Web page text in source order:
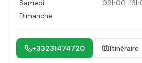
Samedi
09h00-
Dimanche
+33231474720 Itinéraire